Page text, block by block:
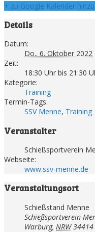
+ zu Google Kalender
Details
Datum:
Do.. 6. Oktober 2022
Zeit:
18:30 Uhr bis 21:30
Kategorie:
Training
Termin-Tags:
SSV Menne, Training
Veranstalter
Schießsportverein
Webseite:
www.ssv-menne.de
Veranstaltungsort
Schießstand Menne
Schießsportverein
Warburg, NRW 34414